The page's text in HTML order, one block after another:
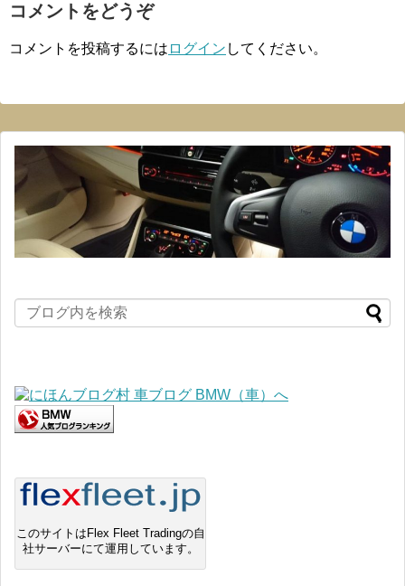
コメントをどうぞ
コメントを投稿するには ログイン してください。
このサイトはFlex Fleet Tradingの自
社サーバーにて運用しています。